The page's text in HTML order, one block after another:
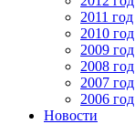
2011 год
2010 год
2009 год
2008 год
2007 год
2006 год
Новости